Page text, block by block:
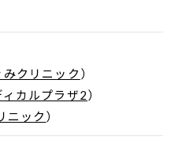
みクリニック ）
ィカルプラザ2）
ニック ）